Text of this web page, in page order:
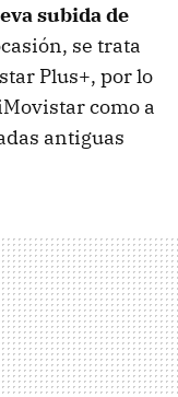
subida de
se trata
Plus+, por lo
como a
antiguas